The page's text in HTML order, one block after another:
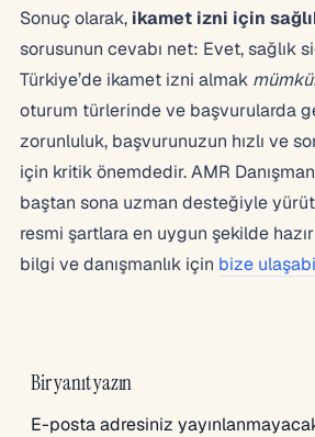
Sonuç olarak, ikamet izni için
sorusunun cevabı net: Evet, sağlık
Türkiye’de ikamet izni almak
oturum türlerinde ve başvurularda
zorunluluk, başvurunuzun hızlı ve
için kritik önemdedir. AMR
baştan sona uzman desteğiyle
resmi şartlara en uygun şekilde
bilgi ve danışmanlık için bize
Bir yanıt yazın
E-posta adresiniz